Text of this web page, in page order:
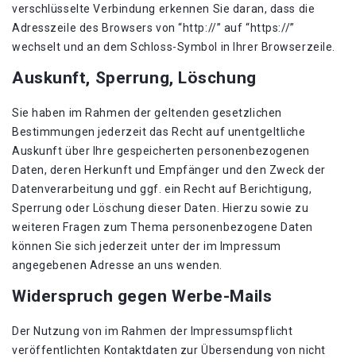
verschlüsselte Verbindung erkennen Sie daran, dass die
Adresszeile des Browsers von “http://” auf “https://”
wechselt und an dem Schloss-Symbol in Ihrer Browserzeile.
Auskunft, Sperrung, Löschung
Sie haben im Rahmen der geltenden gesetzlichen
Bestimmungen jederzeit das Recht auf unentgeltliche
Auskunft über Ihre gespeicherten personenbezogenen
Daten, deren Herkunft und Empfänger und den Zweck der
Datenverarbeitung und ggf. ein Recht auf Berichtigung,
Sperrung oder Löschung dieser Daten. Hierzu sowie zu
weiteren Fragen zum Thema personenbezogene Daten
können Sie sich jederzeit unter der im Impressum
angegebenen Adresse an uns wenden.
Widerspruch gegen Werbe-Mails
Der Nutzung von im Rahmen der Impressumspflicht
veröffentlichten Kontaktdaten zur Übersendung von nicht